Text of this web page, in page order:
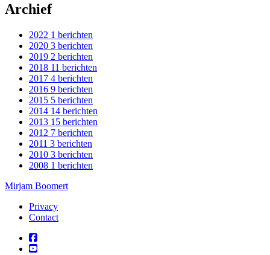
Archief
2022 1 berichten
2020 3 berichten
2019 2 berichten
2018 11 berichten
2017 4 berichten
2016 9 berichten
2015 5 berichten
2014 14 berichten
2013 15 berichten
2012 7 berichten
2011 3 berichten
2010 3 berichten
2008 1 berichten
Mirjam Boomert
Privacy
Contact